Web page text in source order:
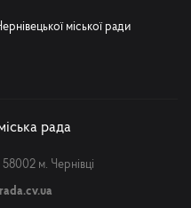
міської ради
рада
м. Чернівці